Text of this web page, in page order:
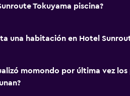
Tokuyama piscina?
una habitación en Hotel
momondo por última vez los